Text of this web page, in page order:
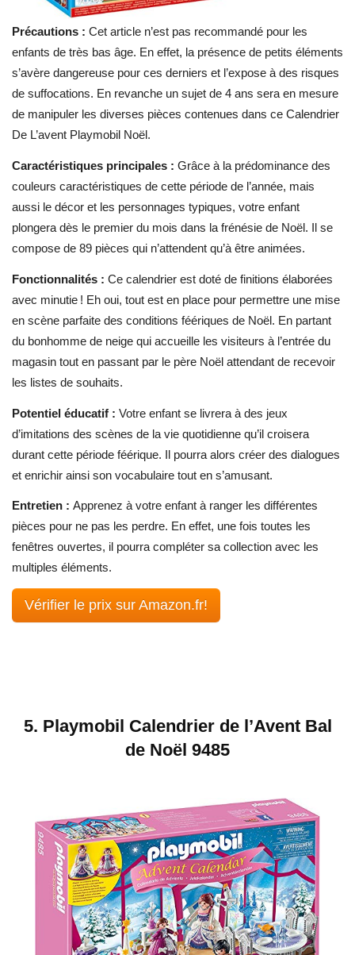
Précautions : Cet article n’est pas recommandé pour les
enfants de très bas âge. En effet, la présence de petits éléments
s’avère dangereuse pour ces derniers et l’expose à des risques
de suffocations. En revanche un sujet de 4 ans sera en mesure
de manipuler les diverses pièces contenues dans ce Calendrier
De L’avent Playmobil Noël.
Caractéristiques principales : Grâce à la prédominance des
couleurs caractéristiques de cette période de l’année, mais
aussi le décor et les personnages typiques, votre enfant
plongera dès le premier du mois dans la frénésie de Noël. Il se
compose de 89 pièces qui n’attendent qu’à être animées.
Fonctionnalités : Ce calendrier est doté de finitions élaborées
avec minutie ! Eh oui, tout est en place pour permettre une mise
en scène parfaite des conditions féériques de Noël. En partant
du bonhomme de neige qui accueille les visiteurs à l’entrée du
magasin tout en passant par le père Noël attendant de recevoir
les listes de souhaits.
Potentiel éducatif : Votre enfant se livrera à des jeux
d’imitations des scènes de la vie quotidienne qu’il croisera
durant cette période féérique. Il pourra alors créer des dialogues
et enrichir ainsi son vocabulaire tout en s’amusant.
Entretien : Apprenez à votre enfant à ranger les différentes
pièces pour ne pas les perdre. En effet, une fois toutes les
fenêtres ouvertes, il pourra compléter sa collection avec les
multiples éléments.
Vérifier le prix sur Amazon.fr!
5. Playmobil Calendrier de l’Avent Bal
de Noël 9485